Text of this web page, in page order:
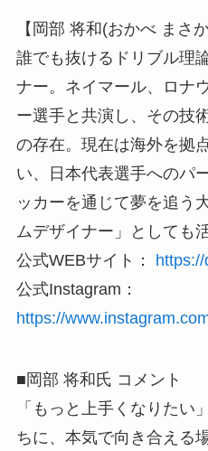
【岡部 将和(おかべ まさ
誰でも抜けるドリブル理
ナー。ネイマール、ロナ
ー選手と共演し、その技
の存在。現在は海外を拠
い、日本代表選手へのパ
ッカーを通じて夢を追う
ムデザイナー」としても活
公式WEBサイト：
公式Instagram：
https://
■岡部 将和氏 コメント
「もっと上手くなりたい
ちに、本気で向き合える